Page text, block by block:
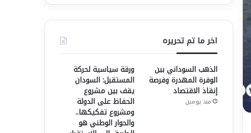
اخر ما تم تحريره
الذهب السوداني بين
الوفرة المهدرة وفرصة
إنقاذ الاقتصاد
منذ يومين
ورقة سياسية لحركة
المستقبل: السودان
يقف بين مشروع
الحفاظ على الدولة
ومشروع تفكيكها..
والحوار الوطني هو